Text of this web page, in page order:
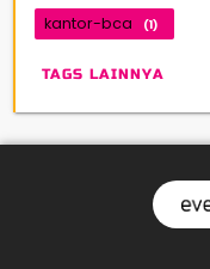
kantor-bca (1)
TAGS LAINNYA